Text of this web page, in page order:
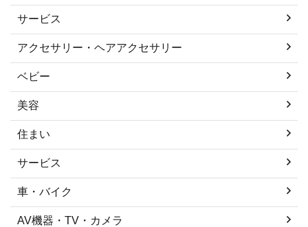
サービス
アクセサリー・ヘアアクセサリー
ベビー
美容
住まい
サービス
車・バイク
AV機器・TV・カメラ